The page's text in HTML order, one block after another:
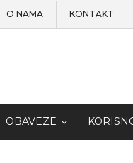
O NAMA KONTAKT
OBAVEZE